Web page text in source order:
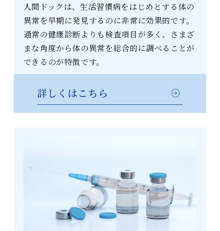
人間ドックは、生活習慣病をはじめとする体の
異常を早期に発見するのに非常に効果的です。
通常の健康診断よりも検査項目が多く、さまざ
まな角度から体の異常を総合的に調べることが
できるのが特徴です。
詳しくはこちら